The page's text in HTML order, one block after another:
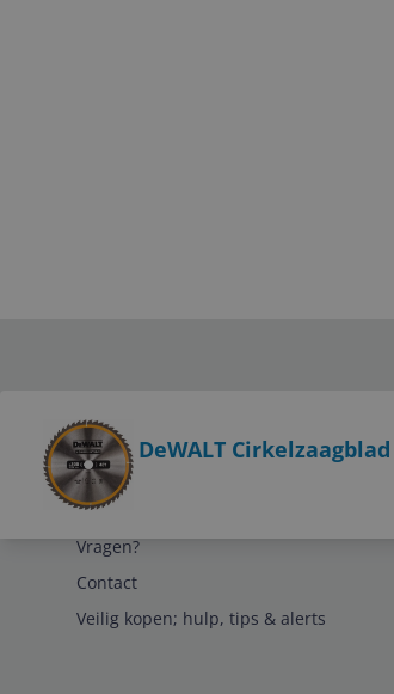
DeWALT
Service
Vragen?
Contact
Veilig kopen; hulp, tips & alerts